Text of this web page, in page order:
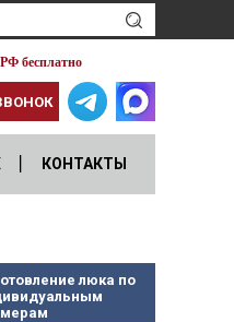
бесплатно
КОНТАКТЫ
люка по